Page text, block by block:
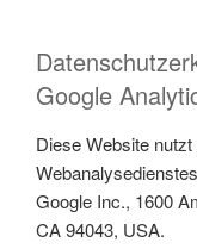
Google
Diese Website
Google Inc., 1600
CA 94043, USA.